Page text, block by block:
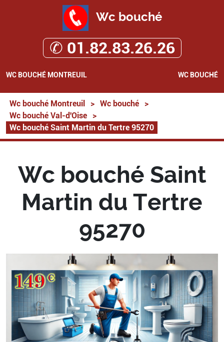
Wc bouché
✆ 01.82.83.26.26
WC BOUCHÉ MONTREUIL WC BOUCHÉ
Wc bouché Montreuil > Wc bouché
>
Wc bouché Val-d'Oise
>
Wc bouché Saint Martin du Tertre 95270
Wc bouché Saint
Martin du Tertre
95270